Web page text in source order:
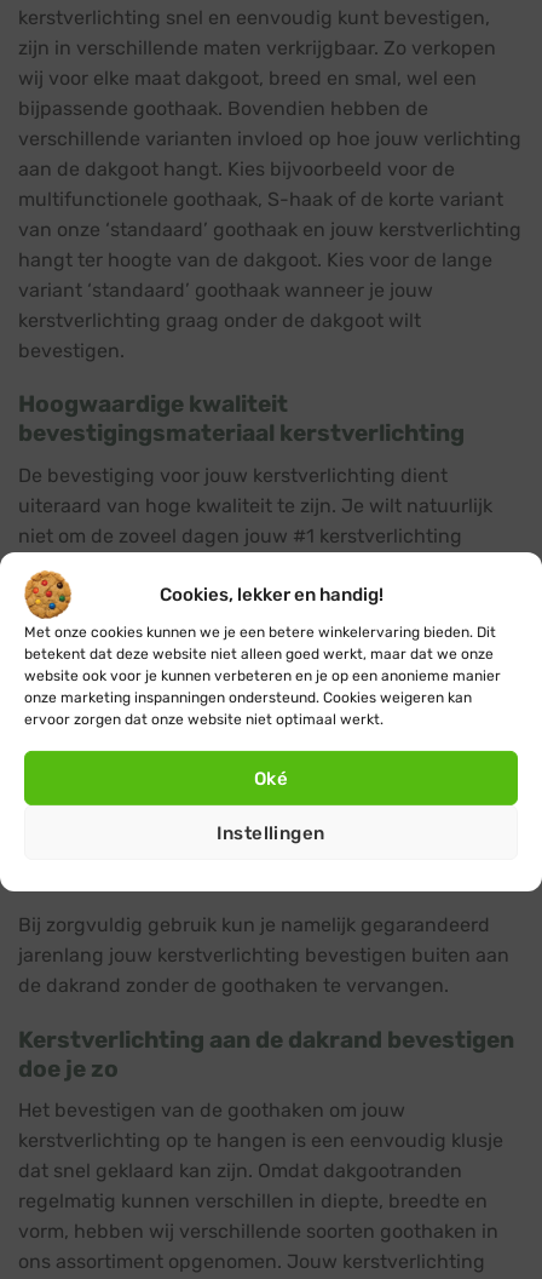
Cookies, lekker en handig!
Met onze cookies kunnen we je een betere winkelervaring bieden. Dit
betekent dat deze website niet alleen goed werkt, maar dat we onze
website ook voor je kunnen verbeteren en je op een anonieme manier
onze marketing inspanningen ondersteund. Cookies weigeren kan
ervoor zorgen dat onze website niet optimaal werkt.
Oké
Instellingen
kerstverlichting snel en eenvoudig kunt bevestigen,
zijn in verschillende maten verkrijgbaar. Zo verkopen
wij voor elke maat dakgoot, breed en smal, wel een
bijpassende goothaak. Bovendien hebben de
verschillende varianten invloed op hoe jouw verlichting
aan de dakgoot hangt. Kies bijvoorbeeld voor de
multifunctionele goothaak, S-haak of de korte variant
van onze ‘standaard’ goothaak en jouw kerstverlichting
hangt ter hoogte van de dakgoot. Kies voor de lange
variant ‘standaard’ goothaak wanneer je jouw
kerstverlichting graag onder de dakgoot wilt
bevestigen.
Hoogwaardige kwaliteit
bevestigingsmateriaal kerstverlichting
De bevestiging voor jouw kerstverlichting dient
uiteraard van hoge kwaliteit te zijn. Je wilt natuurlijk
niet om de zoveel dagen jouw #1 kerstverlichting
opnieuw aan de dakgoot bevestigen. Het is daarom van
belang jouw kerstlampjes te bevestigen met
hoogwaardige kwaliteit bevestigingsmaterialen. Zo sta
je niet elke week opnieuw te prutsen met verschillende
verlichtingssnoeren en ben je de gehele kerstperiode
verzekerd van veilig en stevig hangende
kerstverlichting. Onze goothaken zijn gemaakt van
stevig plastic en gaan gegarandeerd jarenlang mee.
Het is dan ook niet voor niks dat wij op alle goothaken
maar liefst twee jaar garantie geven. Dit zegt echter
Bij zorgvuldig gebruik kun je namelijk gegarandeerd
jarenlang jouw kerstverlichting bevestigen buiten aan
de dakrand zonder de goothaken te vervangen.
Kerstverlichting aan de dakrand bevestigen
doe je zo
Het bevestigen van de goothaken om jouw
kerstverlichting op te hangen is een eenvoudig klusje
dat snel geklaard kan zijn. Omdat dakgootranden
regelmatig kunnen verschillen in diepte, breedte en
vorm, hebben wij verschillende soorten goothaken in
ons assortiment opgenomen. Jouw kerstverlichting